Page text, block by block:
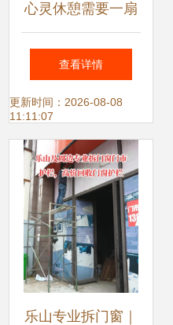
心灵休憩需要一扇
窗口
查看详情
更新时间：2026-08-08
11:11:07
乐山专业拆门窗｜